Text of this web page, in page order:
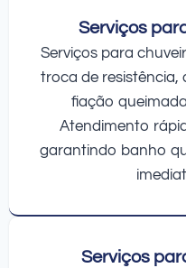
Serviços
Serviços para
troca de
fiação
Atendimento
garantindo banho
Serviços